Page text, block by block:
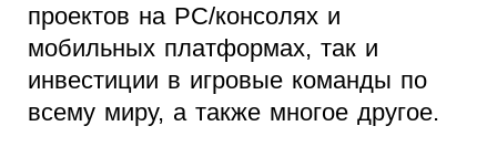
проектов на PC/консолях и
мобильных платформах, так и
инвестиции в игровые команды по
всему миру, а также многое другое.